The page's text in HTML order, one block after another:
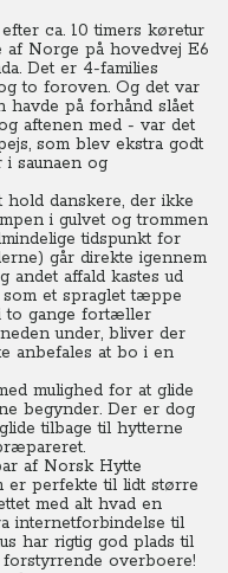
ca. 10 timers køretur
af Norge på hovedvej E6
Det er 4-families
to foroven. Og det var
havde på forhånd slået
aftenen med - var det
som blev ekstra godt
saunaen og
danskere, der ikke
i gulvet og trommen
tidspunkt for
går direkte igennem
andet affald kastes ud
et spraglet tæppe
to gange fortæller
under, bliver der
anbefales at bo i en
mulighed for at glide
begynder. Der er dog
tilbage til hytterne
af Norsk Hytte
er perfekte til lidt større
med alt hvad en
internetforbindelse til
har rigtig god plads til
overboere!